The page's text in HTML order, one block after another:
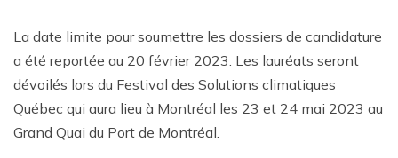
La date limite pour soumettre les dossiers de candidature
a été reportée au 20 février 2023. Les lauréats seront
dévoilés lors du Festival des Solutions climatiques
Québec qui aura lieu à Montréal les 23 et 24 mai 2023 au
Grand Quai du Port de Montréal.